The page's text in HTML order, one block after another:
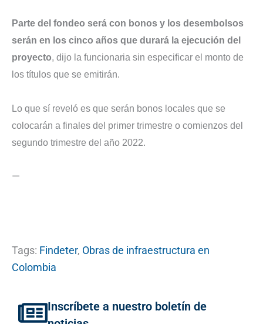
Parte del fondeo será con bonos y los desembolsos
serán en los cinco años que durará la ejecución del
proyecto, dijo la funcionaria sin especificar el monto de
los títulos que se emitirán.
Lo que sí reveló es que serán bonos locales que se
colocarán a finales del primer trimestre o comienzos del
segundo trimestre del año 2022.
—
Tags: Findeter, Obras de infraestructura en
Colombia
Inscríbete a nuestro boletín de